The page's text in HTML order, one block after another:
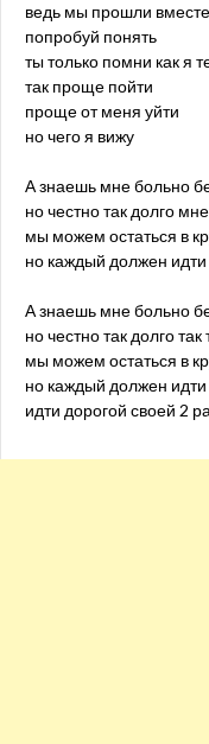
ведь мы прошли вместе
попробуй понять
ты только помни как я
так проще пойти
проще от меня уйти
но чего я вижу
А знаешь мне больно
но честно так долго
мы можем остаться в
но каждый должен идти
А знаешь мне больно
но честно так долго
мы можем остаться в
но каждый должен идти
идти дорогой своей 2